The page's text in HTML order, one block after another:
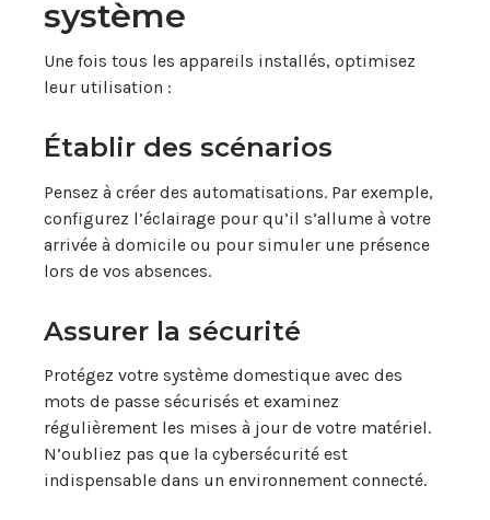
système
Une fois tous les appareils installés, optimisez
leur utilisation :
Établir des scénarios
Pensez à créer des automatisations. Par exemple,
configurez l’éclairage pour qu’il s’allume à votre
arrivée à domicile ou pour simuler une présence
lors de vos absences.
Assurer la sécurité
Protégez votre système domestique avec des
mots de passe sécurisés et examinez
régulièrement les mises à jour de votre matériel.
N’oubliez pas que la cybersécurité est
indispensable dans un environnement connecté.